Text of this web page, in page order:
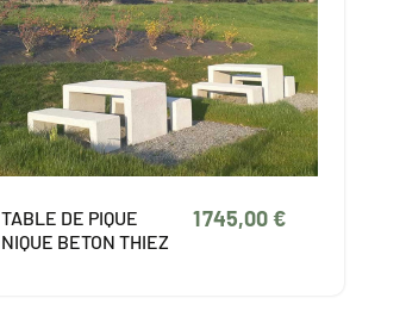
TABLE DE PIQUE
NIQUE BETON THIEZ
1 745,00 €